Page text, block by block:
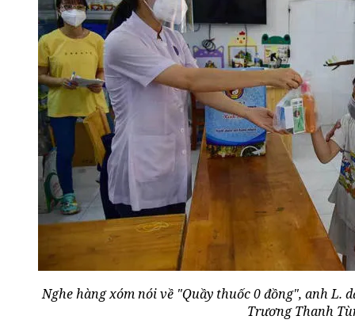
Nghe hàng xóm nói về "Quầy thuốc 0 đồng", anh
Trương Thanh